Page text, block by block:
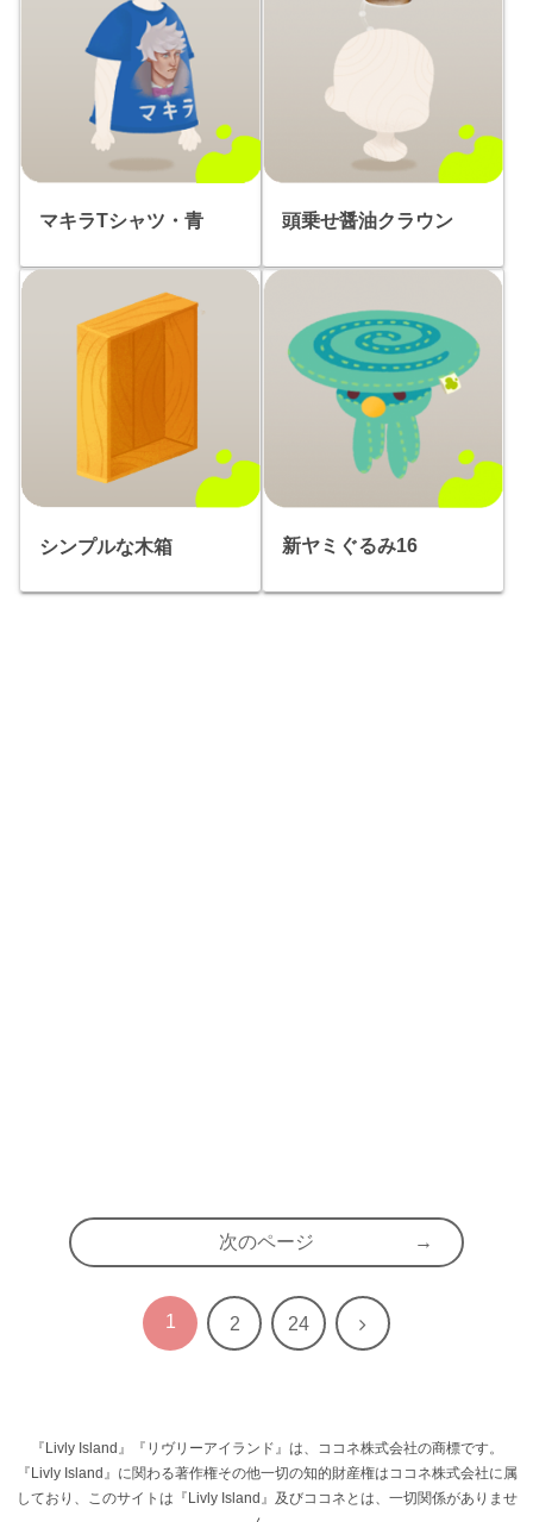
マキラTシャツ・青 頭乗せ醤油クラウン
シンプルな木箱 新ヤミぐるみ16
次のページ
1 2 24 次
『Livly Island』『リヴリーアイランド』は、ココネ株式会社の商標です。
『Livly Island』に関わる著作権その他一切の知的財産権はココネ株式会社に属
しており、このサイトは『Livly Island』及びココネとは、一切関係がありませ